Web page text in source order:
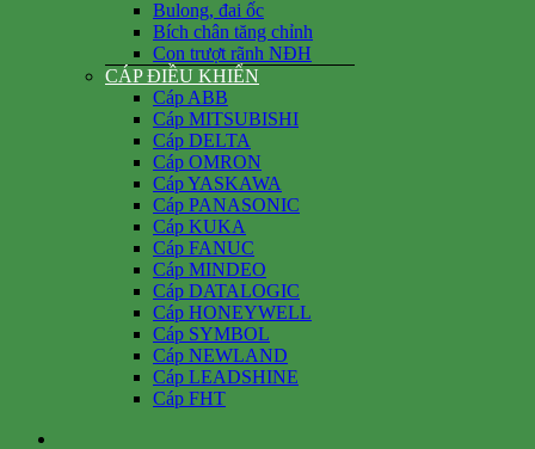
Bulong, đai ốc
Bích chân tăng chỉnh
Con trượt rãnh NĐH
CÁP ĐIỀU KHIỂN
Cáp ABB
Cáp MITSUBISHI
Cáp DELTA
Cáp OMRON
Cáp YASKAWA
Cáp PANASONIC
Cáp KUKA
Cáp FANUC
Cáp MINDEO
Cáp DATALOGIC
Cáp HONEYWELL
Cáp SYMBOL
Cáp NEWLAND
Cáp LEADSHINE
Cáp FHT